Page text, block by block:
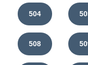
504
508